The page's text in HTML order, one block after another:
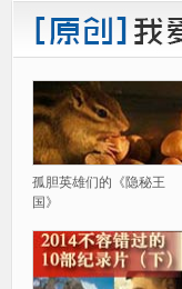
孤胆英雄们的《隐秘王
国》